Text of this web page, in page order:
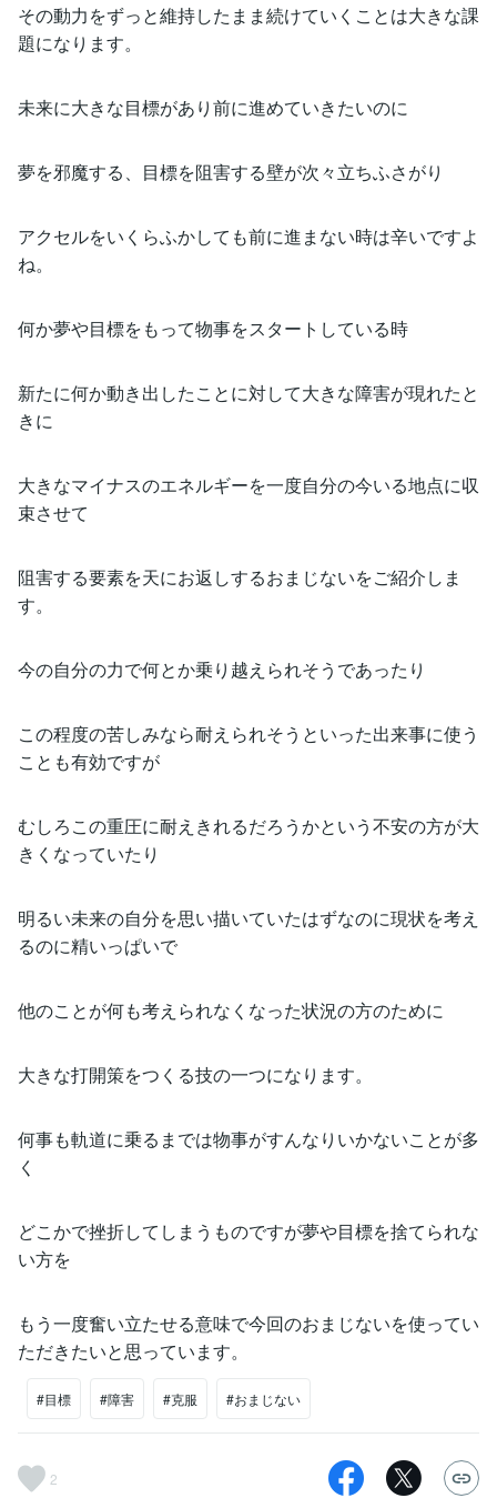
その動力をずっと維持したまま続けていくことは大きな課
題になります。
未来に大きな目標があり前に進めていきたいのに
夢を邪魔する、目標を阻害する壁が次々立ちふさがり
アクセルをいくらふかしても前に進まない時は辛いですよ
ね。
何か夢や目標をもって物事をスタートしている時
新たに何か動き出したことに対して大きな障害が現れたと
きに
大きなマイナスのエネルギーを一度自分の今いる地点に収
束させて
阻害する要素を天にお返しするおまじないをご紹介しま
す。
今の自分の力で何とか乗り越えられそうであったり
この程度の苦しみなら耐えられそうといった出来事に使う
ことも有効ですが
むしろこの重圧に耐えきれるだろうかという不安の方が大
きくなっていたり
明るい未来の自分を思い描いていたはずなのに現状を考え
るのに精いっぱいで
他のことが何も考えられなくなった状況の方のために
大きな打開策をつくる技の一つになります。
何事も軌道に乗るまでは物事がすんなりいかないことが多
く
どこかで挫折してしまうものですが夢や目標を捨てられな
い方を
もう一度奮い立たせる意味で今回のおまじないを使ってい
ただきたいと思っています。
#目標 #障害 #克服 #おまじない
2